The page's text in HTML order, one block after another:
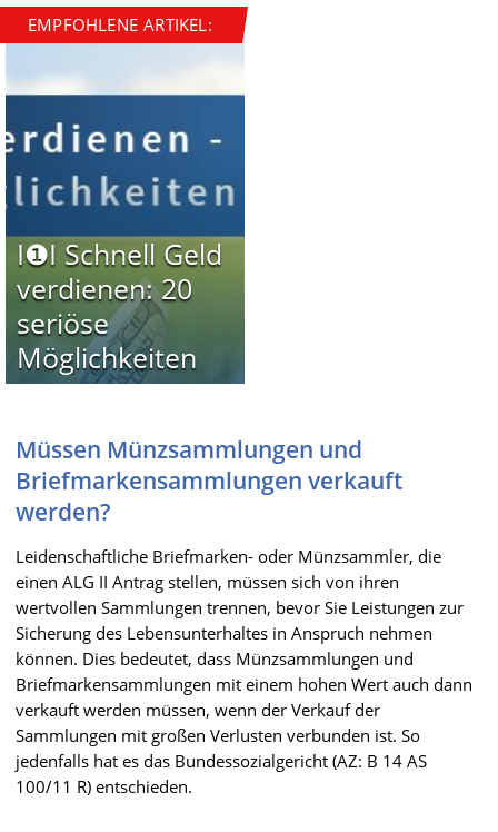
EMPFOHLENE ARTIKEL:
I❶I Schnell Geld
verdienen: 20
seriöse
Möglichkeiten
Müssen Münzsammlungen und
Briefmarkensammlungen verkauft
werden?
Leidenschaftliche Briefmarken- oder Münzsammler, die
einen ALG II Antrag stellen, müssen sich von ihren
wertvollen Sammlungen trennen, bevor Sie Leistungen zur
Sicherung des Lebensunterhaltes in Anspruch nehmen
können. Dies bedeutet, dass Münzsammlungen und
Briefmarkensammlungen mit einem hohen Wert auch dann
verkauft werden müssen, wenn der Verkauf der
Sammlungen mit großen Verlusten verbunden ist. So
jedenfalls hat es das Bundessozialgericht (AZ: B 14 AS
100/11 R) entschieden.